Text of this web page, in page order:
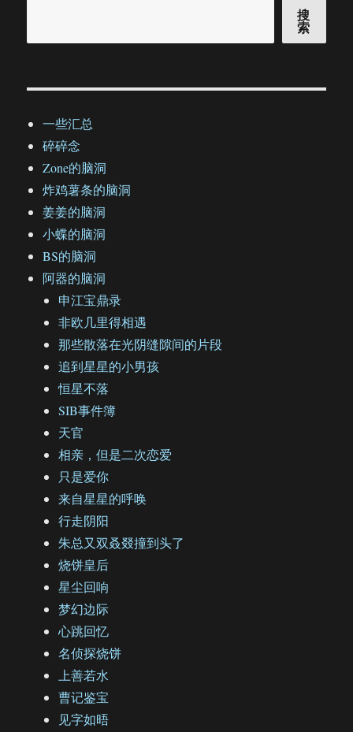
搜
索
一些汇总
碎碎念
Zone的脑洞
炸鸡薯条的脑洞
姜姜的脑洞
小蝶的脑洞
BS的脑洞
阿器的脑洞
申江宝鼎录
非欧几里得相遇
那些散落在光阴缝隙间的片段
追到星星的小男孩
恒星不落
SIB事件簿
天官
相亲，但是二次恋爱
只是爱你
来自星星的呼唤
行走阴阳
朱总又双叒叕撞到头了
烧饼皇后
星尘回响
梦幻边际
心跳回忆
名侦探烧饼
上善若水
曹记鉴宝
见字如晤